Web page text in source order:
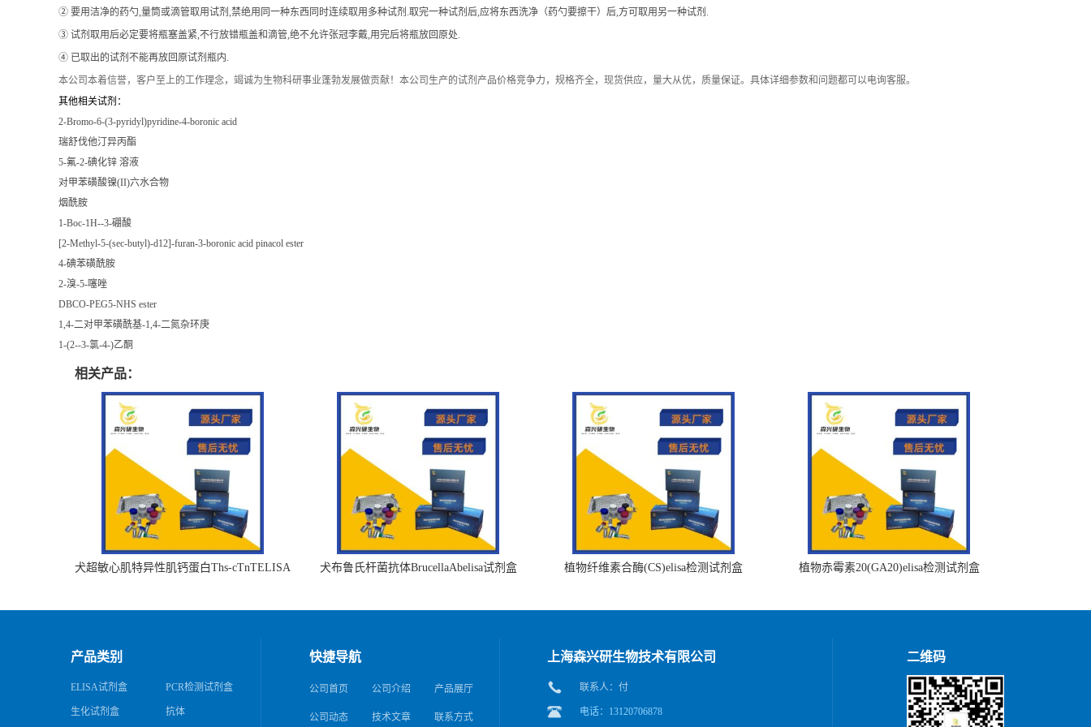
② 要用洁净的药勺,量筒或滴管取用试剂,禁绝用同一种东西同时连续取用多种试剂.取完一种试剂后,应将东西洗净（药勺要擦干）后,方可取用另一种试剂.
③ 试剂取用后必定要将瓶塞盖紧,不行放错瓶盖和滴管,绝不允许张冠李戴,用完后将瓶放回原处.
④ 已取出的试剂不能再放回原试剂瓶内.
本公司本着信誉，客户至上的工作理念，竭诚为生物科研事业蓬勃发展做贡献！本公司生产的试剂产品价格竞争力，规格齐全，现货供应，量大从优，质量保证。具体详细参数和问题都可以电询客服。
其他相关试剂：
2-Bromo-6-(3-pyridyl)pyridine-4-boronic acid
瑞舒伐他汀异丙酯
5-氟-2-碘化锌 溶液
对甲苯磺酸镍(II)六水合物
烟酰胺
1-Boc-1H--3-硼酸
[2-Methyl-5-(sec-butyl)-d12]-furan-3-boronic acid pinacol ester
4-碘苯磺酰胺
2-溴-5-噻唑
DBCO-PEG5-NHS ester
1,4-二对甲苯磺酰基-1,4-二氮杂环庚
1-(2--3-氯-4-)乙酮
相关产品：
犬超敏心肌特异性肌钙蛋白Ths-cTnTELISA
犬布鲁氏杆菌抗体BrucellaAbelisa试剂盒 植物纤维素合酶(CS)elisa检测试剂盒 植物赤霉素20(GA20)elisa检测试剂盒
产品类别
ELISA试剂盒 PCR检测试剂盒
生化试剂盒 抗体
快捷导航
公司首页 公司介绍 产品展厅
公司动态 技术文章 联系方式
上海森兴研生物技术有限公司
联系人：付
电话：13120706878
二维码